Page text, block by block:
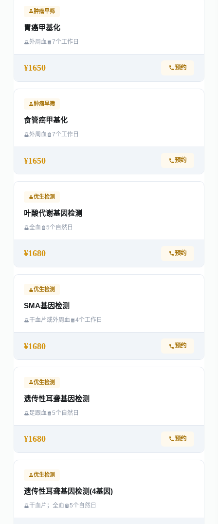
肿瘤早筛
胃癌甲基化
外周血 7个工作日
¥1650 预约
肿瘤早筛
食管癌甲基化
外周血 7个工作日
¥1650 预约
优生检测
叶酸代谢基因检测
全血 5个自然日
¥1680 预约
优生检测
SMA基因检测
干血片或外周血 4个工作日
¥1680 预约
优生检测
遗传性耳聋基因检测
足跟血 5个自然日
¥1680 预约
优生检测
遗传性耳聋基因检测(4基因)
干血片；全血 5个自然日